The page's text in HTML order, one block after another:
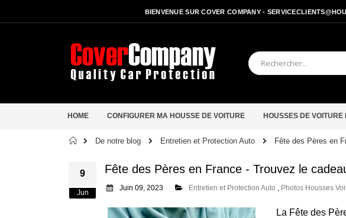
BIENVENUE SUR COVER COMPANY -
HOME CONFIGURER MA HOUSSE DE VOITURE HOUSSES DE
Accueil
De notre blog Entretien et Protection Auto Fête des Pères en
9
Jun
Fête des Pères en France - Trouvez le
Juin 09, 2023 Entretien et Protection Auto Photos Housses
La Fête des